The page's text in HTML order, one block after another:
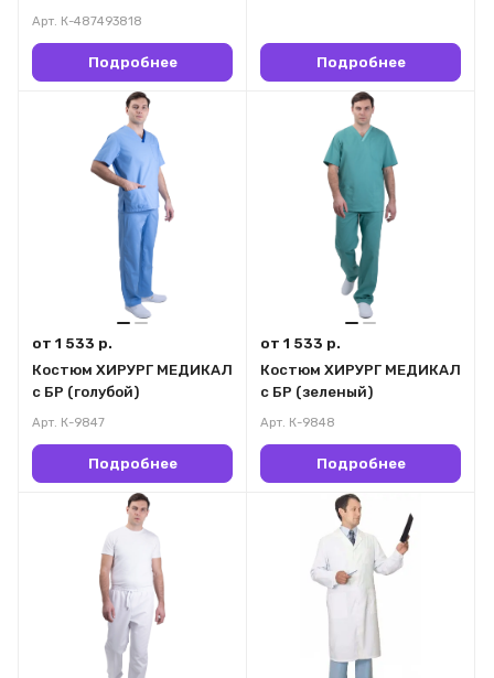
Арт. К-487493818
Подробнее Подробнее
от 1 533 р.
Костюм ХИРУРГ МЕДИКАЛ
с БР (голубой)
Арт. К-9847
Подробнее
от 1 533 р.
Костюм ХИРУРГ МЕДИКАЛ
с БР (зеленый)
Арт. К-9848
Подробнее